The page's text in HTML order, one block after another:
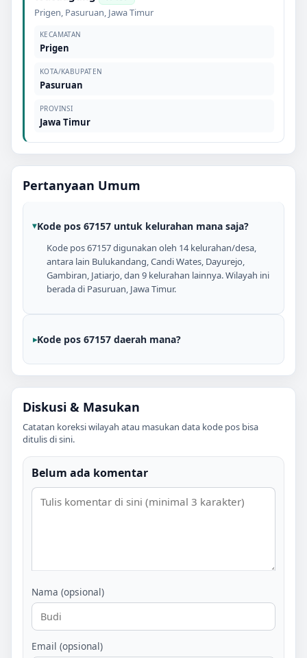
Prigen, Pasuruan, Jawa Timur
KECAMATAN
Prigen
KOTA/KABUPATEN
Pasuruan
PROVINSI
Jawa Timur
Pertanyaan Umum
Kode pos 67157 untuk kelurahan mana saja?
Kode pos 67157 digunakan oleh 14 kelurahan/desa,
antara lain Bulukandang, Candi Wates, Dayurejo,
Gambiran, Jatiarjo, dan 9 kelurahan lainnya. Wilayah ini
berada di Pasuruan, Jawa Timur.
Kode pos 67157 daerah mana?
Diskusi & Masukan
Catatan koreksi wilayah atau masukan data kode pos bisa
ditulis di sini.
Belum ada komentar
Nama (opsional)
Email (opsional)